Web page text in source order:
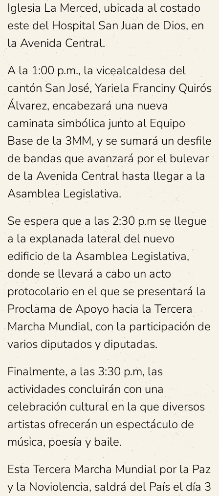
Iglesia La Merced, ubicada al costado
este del Hospital San Juan de Dios, en
la Avenida Central.
A la 1:00 p.m., la vicealcaldesa del
cantón San José, Yariela Franciny Quirós
Álvarez, encabezará una nueva
caminata simbólica junto al Equipo
Base de la 3MM, y se sumará un desfile
de bandas que avanzará por el bulevar
de la Avenida Central hasta llegar a la
Asamblea Legislativa.
Se espera que a las 2:30 p.m se llegue
a la explanada lateral del nuevo
edificio de la Asamblea Legislativa,
donde se llevará a cabo un acto
protocolario en el que se presentará la
Proclama de Apoyo hacia la Tercera
Marcha Mundial, con la participación de
varios diputados y diputadas.
Finalmente, a las 3:30 p.m, las
actividades concluirán con una
celebración cultural en la que diversos
artistas ofrecerán un espectáculo de
música, poesía y baile.
Esta Tercera Marcha Mundial por la Paz
y la Noviolencia, saldrá del País el día 3